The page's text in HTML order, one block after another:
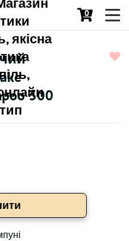
0
300